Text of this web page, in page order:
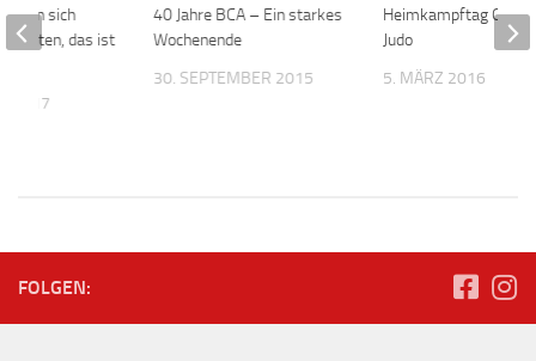
40 Jahre BCA – Ein starkes
Wochenende
30. SEPTEMBER 2015
Heimkampftag
Judo
5. MÄRZ 2016
sich
das ist
2017
FOLGEN: